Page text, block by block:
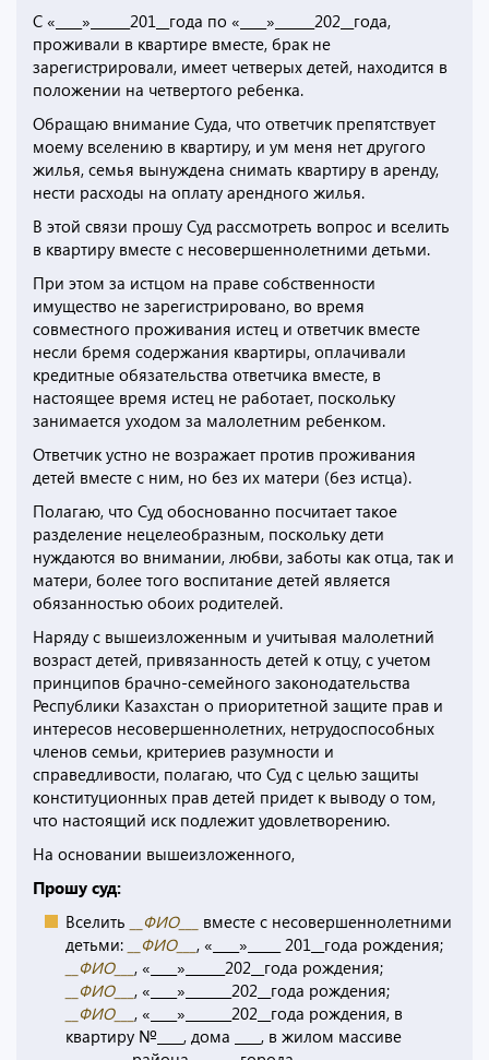
С «____»______201__года по «____»______202__года,
проживали в квартире вместе, брак не
зарегистрировали, имеет четверых детей, находится в
положении на четвертого ребенка.
Обращаю внимание Суда, что ответчик препятствует
моему вселению в квартиру, и ум меня нет другого
жилья, семья вынуждена снимать квартиру в аренду,
нести расходы на оплату арендного жилья.
В этой связи прошу Суд рассмотреть вопрос и вселить
в квартиру вместе с несовершеннолетними детьми.
При этом за истцом на праве собственности
имущество не зарегистрировано, во время
совместного проживания истец и ответчик вместе
несли бремя содержания квартиры, оплачивали
кредитные обязательства ответчика вместе, в
настоящее время истец не работает, поскольку
занимается уходом за малолетним ребенком.
Ответчик устно не возражает против проживания
детей вместе с ним, но без их матери (без истца).
Полагаю, что Суд обоснованно посчитает такое
разделение нецелеобразным, поскольку дети
нуждаются во внимании, любви, заботы как отца, так и
матери, более того воспитание детей является
обязанностью обоих родителей.
Наряду с вышеизложенным и учитывая малолетний
возраст детей, привязанность детей к отцу, с учетом
принципов брачно-семейного законодательства
Республики Казахстан о приоритетной защите прав и
интересов несовершеннолетних, нетрудоспособных
членов семьи, критериев разумности и
справедливости, полагаю, что Суд с целью защиты
конституционных прав детей придет к выводу о том,
что настоящий иск подлежит удовлетворению.
На основании вышеизложенного,
Прошу суд:
Вселить
__ФИО___
вместе с несовершеннолетними
детьми:
__ФИО___ , «____»_____ 201__года рождения;
__ФИО___ , «____»______202__года рождения;
__ФИО___ , «____»_______202__года рождения;
__ФИО___ , «____»_______202__года рождения, в
квартиру №____, дома ____, в жилом массиве